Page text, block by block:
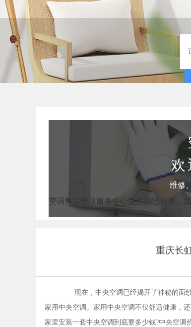
欢
维修
空调售后维修服务中心提供预约服务，
重庆长
现在，中央空调已经揭开了神秘的面纱
家用中央空调。家用中央空调不仅舒适健康，
家里安装一套中央空调到底要多少钱?中央空调